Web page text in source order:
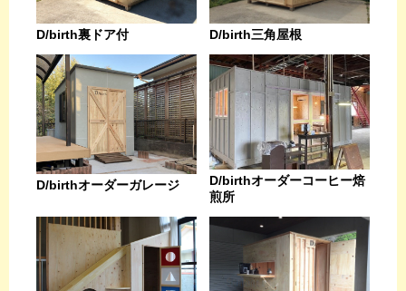
D/birth裏ドア付 D/birth三角屋根
D/birthオーダーガレージ
D/birthオーダーコーヒー焙
煎所